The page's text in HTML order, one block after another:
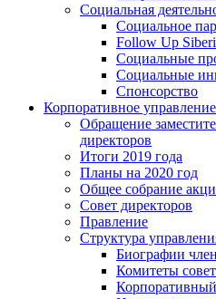
Социальная
Социальное
Follow Up
Социальные
Социальные
Спонсорство
Корпоративное управление
Обращение
директоров
Итоги 2019 года
Планы на 2020 год
Общее собрание
Совет директоров
Правление
Структура
Биографии
Комитеты
Корпоративный